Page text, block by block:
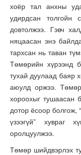
хоёр тал анхны
удирдсан толгойн
довтолжээ. Гэвч
няцаасан энэ
тархсан нь таван
Төмөрийн хүрээнд
тухай дуулаад баяр
аюулд оржээ. Төмөр
хороохыг тушаасан
дотор ёсоор болгож,
үзээгүй” хувраг
оролцуулжээ.
Төмөр шийдвэрлэх